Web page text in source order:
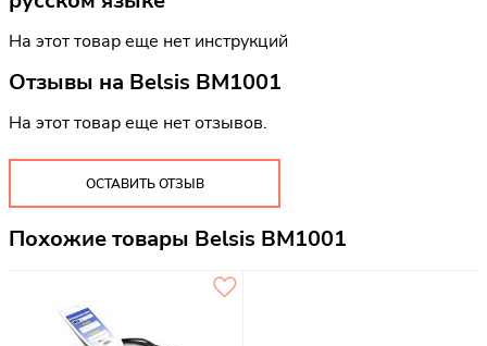
На этот товар еще нет инструкций
Отзывы на Belsis BM1001
На этот товар еще нет отзывов.
ОСТАВИТЬ ОТЗЫВ
Похожие товары Belsis BM1001